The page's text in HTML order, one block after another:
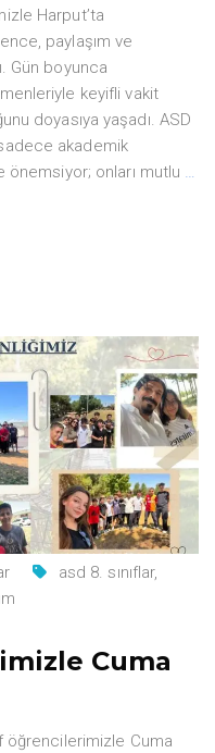
Harput’ta
paylaşım ve
Gün boyunca
keyifli vakit
doyasıya yaşadı. ASD
akademik
onları mutlu …
asd 8. sınıflar,
Cuma
öğrencilerimizle Cuma